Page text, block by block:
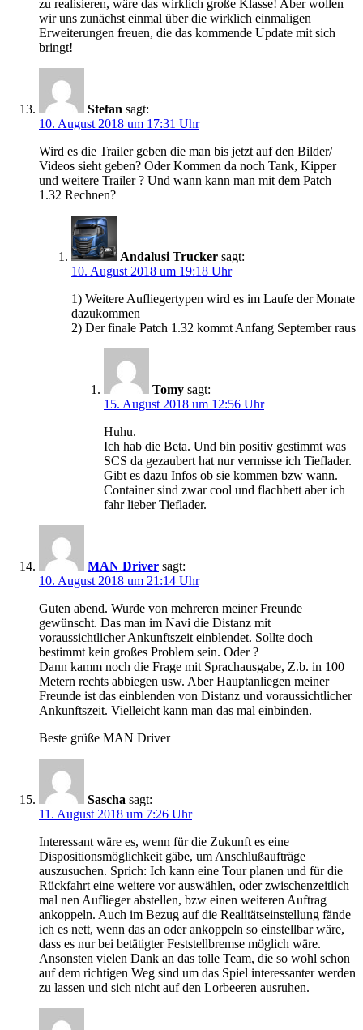
zu realisieren, wäre das wirklich große Klasse! Aber wollen
wir uns zunächst einmal über die wirklich einmaligen
Erweiterungen freuen, die das kommende Update mit sich
bringt!
Stefan sagt:
10. August 2018 um 17:31 Uhr
Wird es die Trailer geben die man bis jetzt auf den Bilder/
Videos sieht geben? Oder Kommen da noch Tank, Kipper
und weitere Trailer ? Und wann kann man mit dem Patch
1.32 Rechnen?
Andalusi Trucker sagt:
10. August 2018 um 19:18 Uhr
1) Weitere Aufliegertypen wird es im Laufe der Monate
dazukommen
2) Der finale Patch 1.32 kommt Anfang September raus
Tomy sagt:
15. August 2018 um 12:56 Uhr
Huhu.
Ich hab die Beta. Und bin positiv gestimmt was
SCS da gezaubert hat nur vermisse ich Tieflader.
Gibt es dazu Infos ob sie kommen bzw wann.
Container sind zwar cool und flachbett aber ich
fahr lieber Tieflader.
MAN Driver sagt:
10. August 2018 um 21:14 Uhr
Guten abend. Wurde von mehreren meiner Freunde
gewünscht. Das man im Navi die Distanz mit
voraussichtlicher Ankunftszeit einblendet. Sollte doch
bestimmt kein großes Problem sein. Oder ?
Dann kamm noch die Frage mit Sprachausgabe, Z.b. in 100
Metern rechts abbiegen usw. Aber Hauptanliegen meiner
Freunde ist das einblenden von Distanz und voraussichtlicher
Ankunftszeit. Vielleicht kann man das mal einbinden.
Beste grüße MAN Driver
Sascha sagt:
11. August 2018 um 7:26 Uhr
Interessant wäre es, wenn für die Zukunft es eine
Dispositionsmöglichkeit gäbe, um Anschlußaufträge
auszusuchen. Sprich: Ich kann eine Tour planen und für die
Rückfahrt eine weitere vor auswählen, oder zwischenzeitlich
mal nen Auflieger abstellen, bzw einen weiteren Auftrag
ankoppeln. Auch im Bezug auf die Realitätseinstellung fände
ich es nett, wenn das an oder ankoppeln so einstellbar wäre,
dass es nur bei betätigter Feststellbremse möglich wäre.
Ansonsten vielen Dank an das tolle Team, die so wohl schon
auf dem richtigen Weg sind um das Spiel interessanter werden
zu lassen und sich nicht auf den Lorbeeren ausruhen.